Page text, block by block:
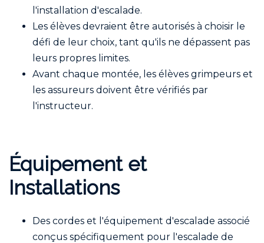
l'installation d'escalade.
Les élèves devraient être autorisés à choisir le
défi de leur choix, tant qu'ils ne dépassent pas
leurs propres limites.
Avant chaque montée, les élèves grimpeurs et
les assureurs doivent être vérifiés par
l'instructeur.
Équipement et
Installations
Des cordes et l'équipement d'escalade associé
conçus spécifiquement pour l'escalade de